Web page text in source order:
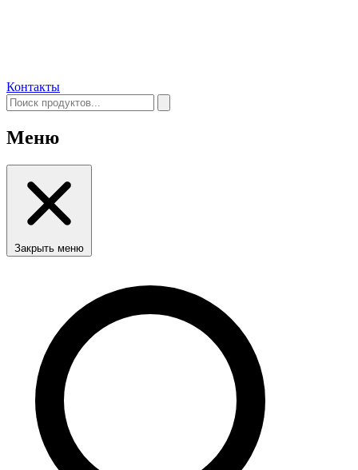
Контакты
Меню
Закрыть меню